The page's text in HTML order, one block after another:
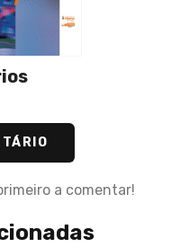
a comentar!